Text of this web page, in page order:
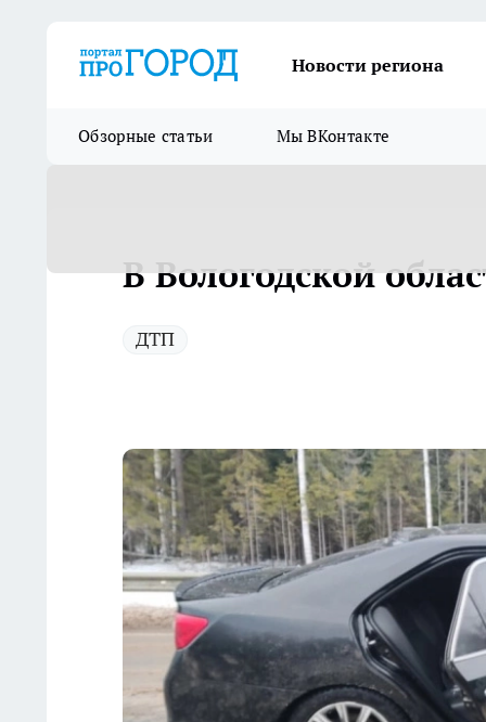
Новости региона
Обзорные статьи Мы ВКонтакте
В Вологодской
ДТП